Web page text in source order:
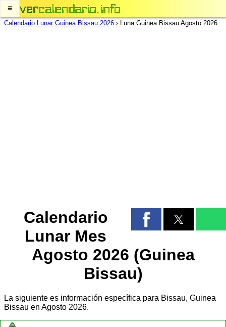
≡
Calendario Lunar Guinea Bissau 2026 › Luna Guinea Bissau Agosto 2026
Calendario
Lunar Mes
Agosto 2026 (Guinea
Bissau)
La siguiente es información específica para Bissau, Guinea
Bissau en Agosto 2026.